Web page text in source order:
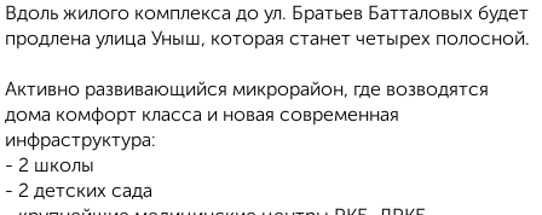
Вдоль жилого комплекса до ул. Братьев Батталовых будет
продлена улица Уныш, которая станет четырех полосной.
Активно развивающийся микрорайон, где возводятся
дома комфорт класса и новая современная
инфраструктура:
- 2 школы
- 2 детских сада